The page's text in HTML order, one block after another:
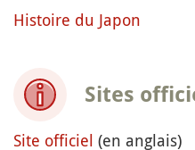
Histoire du Japon
Sites
Site officiel (en anglais)